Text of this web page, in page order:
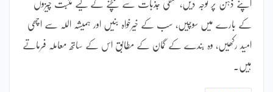
اپنے ذہن پر توجہ دیں، منفی جذبات سے بچنے کے لیے مثبت چیزوں
کے بارے میں سوچیں، سب کے خیرخواہ بنیں اور ہمیشہ اللہ سے اچھی
امید رکھیں، وہ بندے کے گمان کے مطابق اس کے ساتھ معاملہ فرماتے
ہیں۔